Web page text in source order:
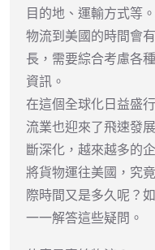
目的地、運輸方式等
物流到美國的時間會
長，需要綜合考慮各
資訊。
在這個全球化日益盛
流業也迎來了飛速發
斷深化，越來越多的
將貨物運往美國，究
際時間又是多久呢？
一一解答這些疑問。